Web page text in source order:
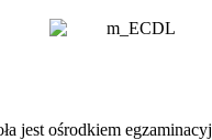
jest ośrodkiem